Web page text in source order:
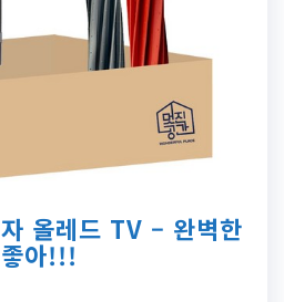
올레드 TV – 완벽한
아!!!